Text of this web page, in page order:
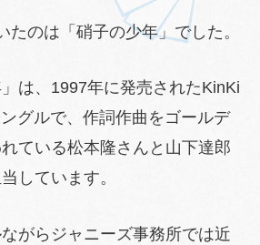
たのは「硝子の少年」でした。
は、1997年に発売されたKinKi
グルで、作詞作曲をゴールデ
ている松本隆さんと山下達郎
しています。
がらジャニーズ事務所では近